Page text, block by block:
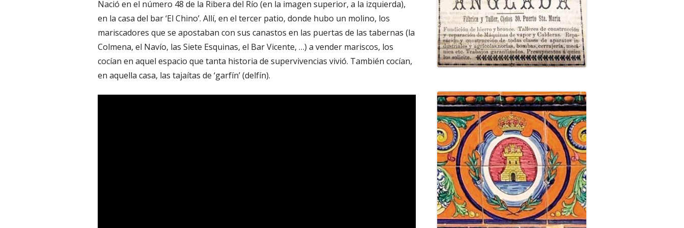
Nació en el número 48 de la Ribera del Río (en la imagen superior, a la izquierda),
en la casa del bar ‘El Chino’. Allí, en el tercer patio, donde hubo un molino, los
mariscadores que se apostaban con sus canastos en las puertas de las tabernas (la
Colmena, el Navío, las Siete Esquinas, el Bar Vicente, …) a vender mariscos, los
cocían en aquel espacio que tanta historia de supervivencias vivió. También cocían,
en aquella casa, las tajaítas de ‘garfín’ (delfín).